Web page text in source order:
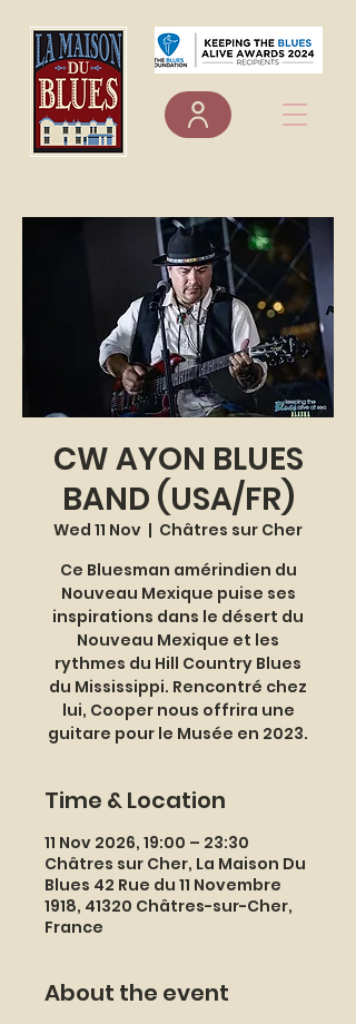
CW AYON BLUES
BAND (USA/FR)
Wed 11 Nov
  |
Châtres sur Cher
Ce Bluesman amérindien du
Nouveau Mexique puise ses
inspirations dans le désert du
Nouveau Mexique et les
rythmes du Hill Country Blues
du Mississippi. Rencontré chez
lui, Cooper nous offrira une
guitare pour le Musée en 2023.
Time & Location
11 Nov 2026, 19:00 – 23:30
Châtres sur Cher, La Maison Du
Blues 42 Rue du 11 Novembre
1918, 41320 Châtres-sur-Cher,
France
About the event